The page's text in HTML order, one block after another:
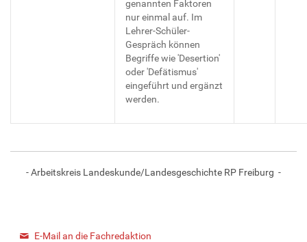
genannten Faktoren
nur einmal auf. Im
Lehrer-Schüler-
Gespräch können
Begriffe wie 'Desertion'
oder 'Defätismus'
eingeführt und ergänzt
werden.
- Arbeitskreis Landeskunde/Landesgeschichte RP Freiburg -
E-Mail an die Fachredaktion